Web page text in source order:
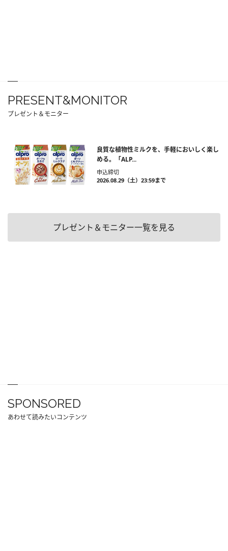
PRESENT&MONITOR
プレゼント＆モニター
良質な植物性ミルクを、手軽においしく楽し
める。「ALP...
申込締切
2026.08.29（土）23:59まで
プレゼント＆モニター一覧を見る
SPONSORED
あわせて読みたいコンテンツ